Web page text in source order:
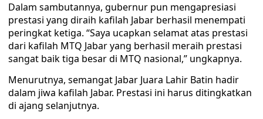
Dalam sambutannya, gubernur pun mengapresiasi
prestasi yang diraih kafilah Jabar berhasil menempati
peringkat ketiga. “Saya ucapkan selamat atas prestasi
dari kafilah MTQ Jabar yang berhasil meraih prestasi
sangat baik tiga besar di MTQ nasional,” ungkapnya.
Menurutnya, semangat Jabar Juara Lahir Batin hadir
dalam jiwa kafilah Jabar. Prestasi ini harus ditingkatkan
di ajang selanjutnya.